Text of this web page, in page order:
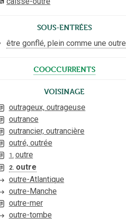
Sous-entrées
être gonflé, plein comme une outre
cooccurrents
Voisinage
outrageux, outrageuse
outrance
outrancier, outrancière
outré, outrée
1. outre
2. outre
outre-Atlantique
outre-Manche
outre-mer
outre-tombe